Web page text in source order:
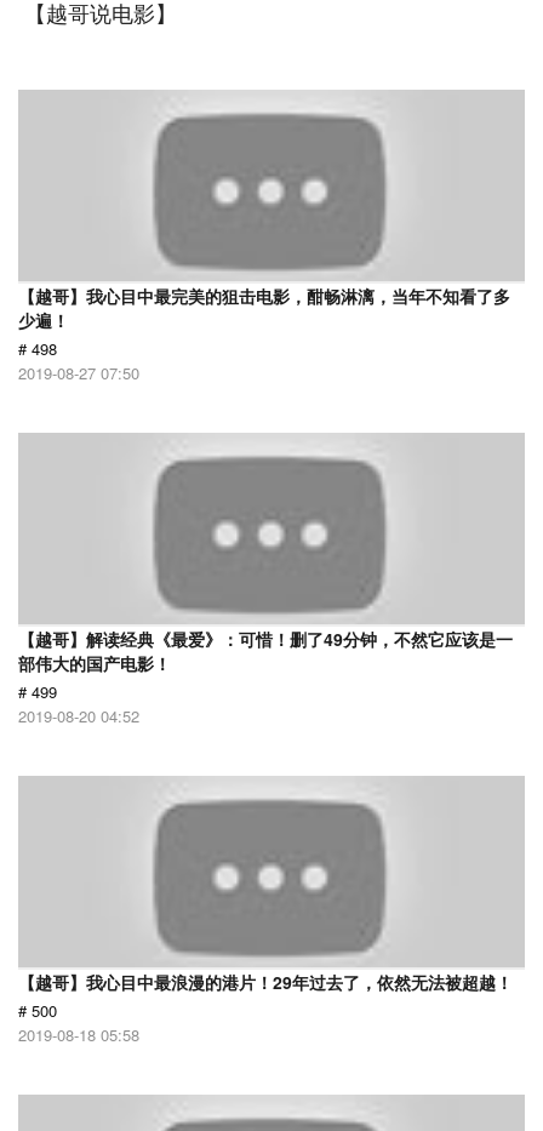
【越哥说电影】
【越哥】我心目中最完美的狙击电影，酣畅淋漓，当年不知看了多
少遍！
# 498
2019-08-27 07:50
【越哥】解读经典《最爱》：可惜！删了49分钟，不然它应该是一
部伟大的国产电影！
# 499
2019-08-20 04:52
【越哥】我心目中最浪漫的港片！29年过去了，依然无法被超越！
# 500
2019-08-18 05:58